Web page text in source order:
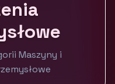
Maszyny i